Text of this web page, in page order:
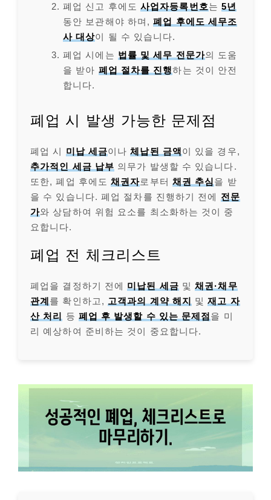
폐업 신고 후에도 사업자등록번호는 5년
동안 보관해야 하며,폐업 후에도 세무조
사 대상이 될 수 있습니다.
폐업 시에는 법률 및 세무 전문가의 도움
을 받아 폐업 절차를 진행하는 것이 안전
합니다.
폐업 시 발생 가능한 문제점
폐업 시 미납 세금이나체납된 금액 이 있을 경우,
추가적인 세금 납부 의무가 발생할 수 있습니다.
또한, 폐업 후에도채권자로부터 채권 추심 을 받
을 수 있습니다. 폐업 절차를 진행하기 전에 전문
가와 상담하여 위험 요소를 최소화하는 것이 중
요합니다.
폐업 전 체크리스트
폐업을 결정하기 전에 미납된 세금 및채권·채무
관계 를 확인하고, 고객과의 계약 해지 및재고 자
산 처리 등 폐업 후 발생할 수 있는 문제점 을 미
리 예상하여 준비하는 것이 중요합니다.